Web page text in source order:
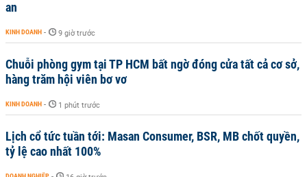
an
KINH DOANH - 9 giờ trước
Chuỗi phòng gym tại TP HCM bất ngờ đóng cửa tất cả cơ sở,
hàng trăm hội viên bơ vơ
KINH DOANH - 1 phút trước
Lịch cổ tức tuần tới: Masan Consumer, BSR, MB chốt quyền,
tỷ lệ cao nhất 100%